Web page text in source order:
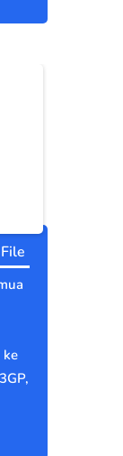
ke